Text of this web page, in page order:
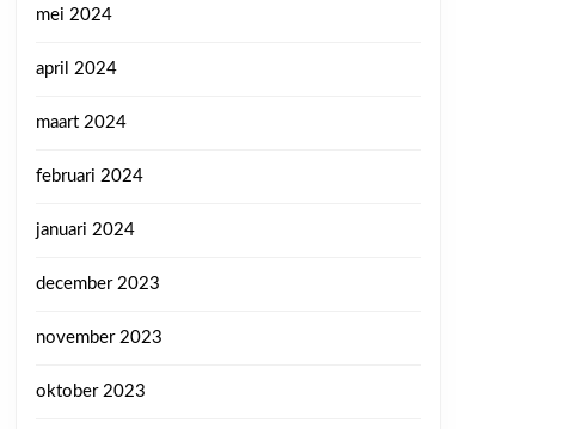
mei 2024
april 2024
maart 2024
februari 2024
januari 2024
december 2023
november 2023
oktober 2023